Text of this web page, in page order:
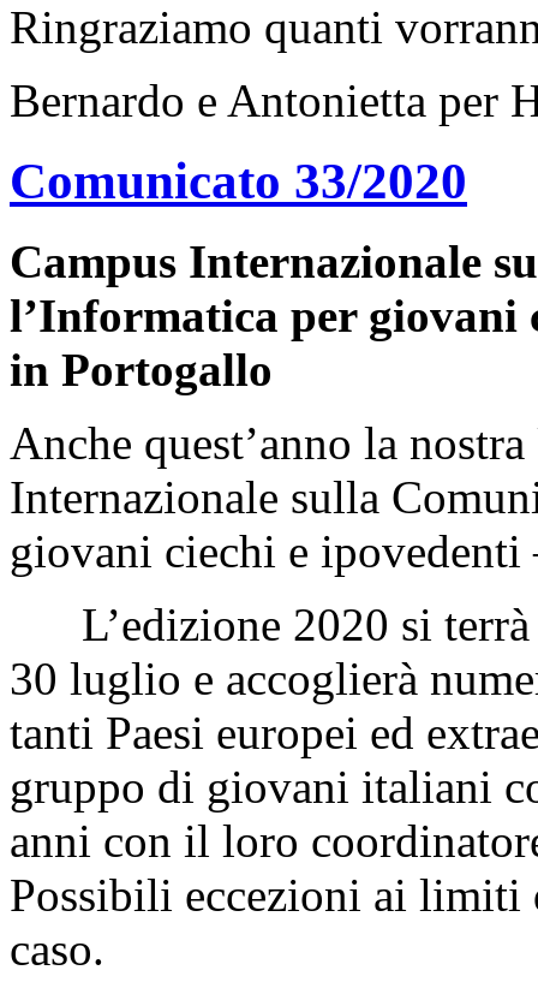
Ringraziamo quanti
Bernardo e Antonietta per
Comunicato 33/2020
Campus Internazionale
l’Informatica per giovani
in Portogallo
Anche quest’anno la
Internazionale sulla
giovani ciechi e ipovedenti
L’edizione 2020 si terrà
30 luglio e accoglierà
tanti Paesi europei ed
gruppo di giovani italiani
anni con il loro
Possibili eccezioni ai limiti
caso.